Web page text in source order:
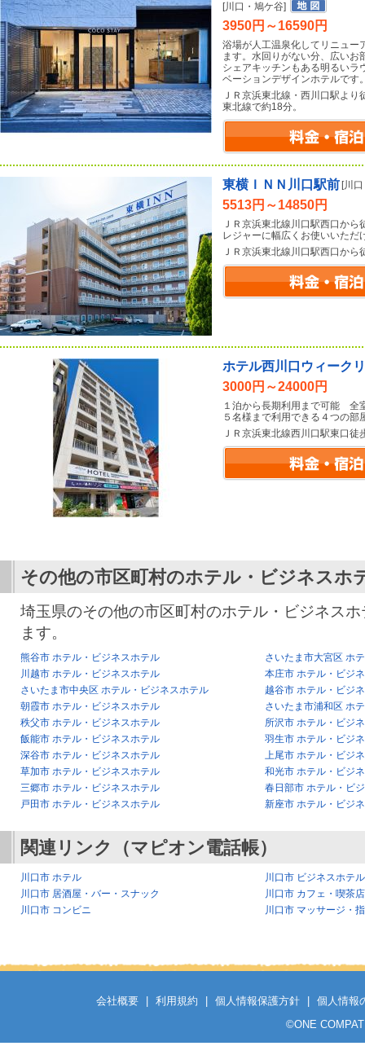
[川口・鳩ケ谷]
3950円～16590円
浴場が人工温泉化してリニュー
ます。水回りがない分、広い
シェアキッチンもある明るいラ
ベーションデザインホテルです
ＪＲ京浜東北線・西川口駅よ
東北線で約18分。
東横ＩＮＮ川口駅前 [川
5513円～14850円
ＪＲ京浜東北線川口駅西口か
レジャーに幅広くお使いいただ
ＪＲ京浜東北線川口駅西口から
ホテル西川口ウィーク
3000円～24000円
１泊から長期利用まで可能 全
５名様まで利用できる４つの
ＪＲ京浜東北線西川口駅東口徒
その他の市区町村のホテル・ビジネスホ
埼玉県のその他の市区町村のホテル・ビジネス
ます。
熊谷市 ホテル・ビジネスホテル
さいたま市大宮区 ホ
川越市 ホテル・ビジネスホテル
本庄市 ホテル・ビジ
さいたま市中央区 ホテル・ビジネスホテル
越谷市 ホテル・ビジ
朝霞市 ホテル・ビジネスホテル
さいたま市浦和区 ホ
秩父市 ホテル・ビジネスホテル
所沢市 ホテル・ビジ
飯能市 ホテル・ビジネスホテル
羽生市 ホテル・ビジ
深谷市 ホテル・ビジネスホテル
上尾市 ホテル・ビジ
草加市 ホテル・ビジネスホテル
和光市 ホテル・ビジ
三郷市 ホテル・ビジネスホテル
春日部市 ホテル・ビ
戸田市 ホテル・ビジネスホテル
新座市 ホテル・ビジ
関連リンク（マピオン電話帳）
川口市 ホテル
川口市 ビジネスホテル
川口市 居酒屋・バー・スナック
川口市 カフェ・喫茶店
川口市 コンビニ
川口市 マッサージ・
会社概要 利用規約 個人情報保護方針
個人情報
©ONE